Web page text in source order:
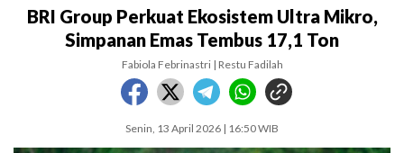
BRI Group Perkuat Ekosistem Ultra Mikro,
Simpanan Emas Tembus 17,1 Ton
Fabiola Febrinastri | Restu Fadilah
Senin, 13 April 2026 | 16:50 WIB